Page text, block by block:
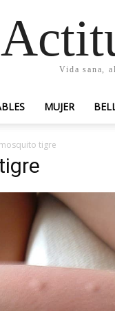
Vida sana,
MUJER
tigre